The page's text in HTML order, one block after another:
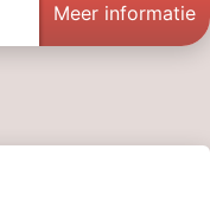
Meer informatie